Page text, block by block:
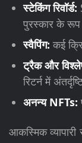
स्टेकिंग रिवॉर्ड:
पुरस्कार के रूप
स्वैपिंग:कई
ट्रैक और
रिटर्न में
अनन्य NFTs:
आकस्मिक